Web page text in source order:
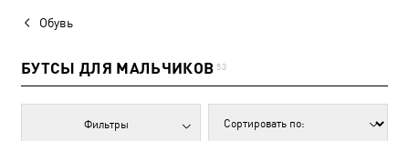
Обувь
БУТСЫ ДЛЯ МАЛЬЧИКОВ 53
Фильтры